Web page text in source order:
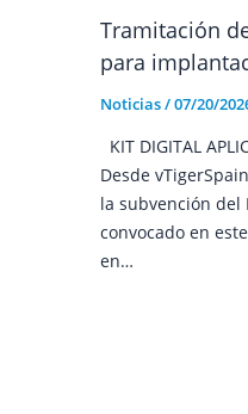
Tramitación
para
Noticias/07/20/
KIT DIGITAL
Desde
la subvención del
convocado en
en…